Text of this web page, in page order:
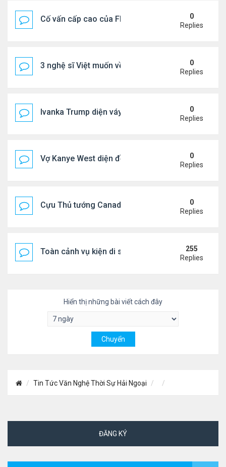
Cố vấn cấp cao của FIFA từ chức để phán đối
0
Replies
3 nghệ sĩ Việt muốn về VN nhưng số phận an bài
0
Replies
Ivanka Trump diện váy hở eo táo bạo, khoe vòng
0
Replies
Vợ Kanye West diện đồ xẻ bạo, dự tiệc ở đảo Ibiza
0
Replies
Cựu Thủ tướng Canada đắm đuối khóa môi Katy
0
Replies
Toàn cảnh vụ kiện di sản CNS VŨ LINH
255
Replies
Hiển thị những bài viết cách đây
Tin Tức Văn Nghệ Thời Sự Hải Ngoại
ĐĂNG KÝ